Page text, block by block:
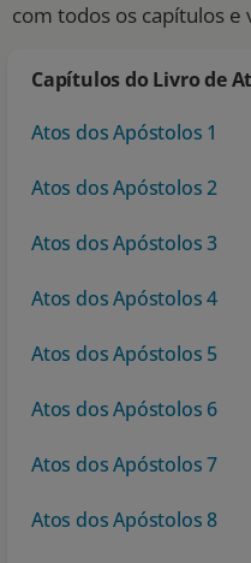
VERSÍCULOS
VERSÍCULO DO DIA
PALAVRA DO DIA
SALMO DO DIA
DEVOCIONAL DIÁRIO
TEMAS
com todos os capítulos e
Capítulos do Livro de
Atos dos Apóstolos 1
Atos dos Apóstolos 2
Atos dos Apóstolos 3
Atos dos Apóstolos 4
Atos dos Apóstolos 5
Atos dos Apóstolos 6
Atos dos Apóstolos 7
Atos dos Apóstolos 8